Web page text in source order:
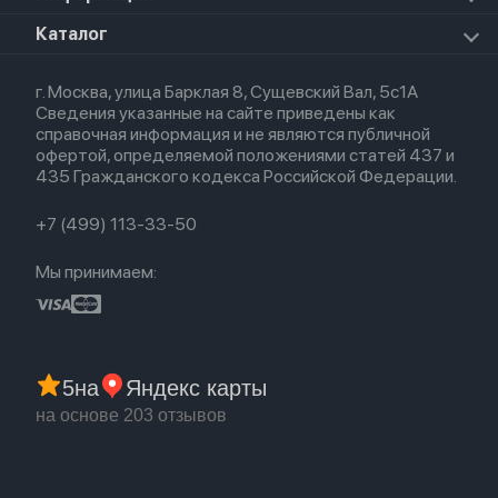
Apple Watch Ultra
Airpods Max
Airpods 2
Airpods (1-е)
AirTag
Для iPhone
Для Apple Watch
О магазине
Политика конфиденциальности
Оплата и доставка
Партнерская программа
Гарантия
Обмен и возврат
Trade-in
Каталог
Новые поступления
Популярное
Акции
г. Москва, улица Барклая 8, Сущевский Вал, 5с1А
Сведения указанные на сайте приведены как
справочная информация и не являются публичной
офертой, определяемой положениями статей 437 и
435 Гражданского кодекса Российской Федерации.
+7 (499) 113-33-50
Мы принимаем:
5на Яндекс карты
на основе 203 отзывов